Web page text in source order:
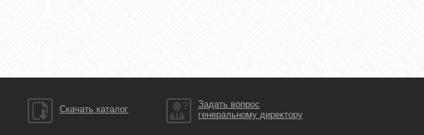
Скачать каталог
Задать вопрос
генеральному директору